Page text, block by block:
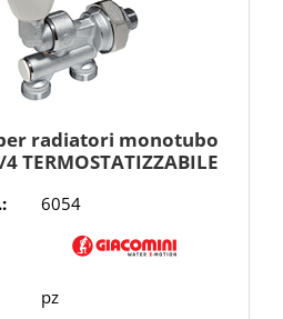
radiatori monotubo
TERMOSTATIZZABILE
6054
pz